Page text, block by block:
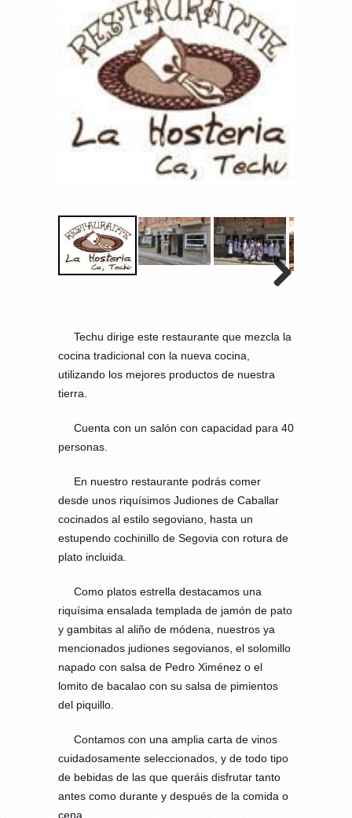
Techu dirige este restaurante que mezcla la
cocina tradicional con la nueva cocina,
utilizando los mejores productos de nuestra
tierra.
Cuenta con un salón con capacidad para 40
personas.
En nuestro restaurante podrás comer
desde unos riquísimos Judiones de Caballar
cocinados al estilo segoviano, hasta un
estupendo cochinillo de Segovia con rotura de
plato incluida.
Como platos estrella destacamos una
riquísima ensalada templada de jamón de pato
y gambitas al aliño de módena, nuestros ya
mencionados judiones segovianos, el solomillo
napado con salsa de Pedro Ximénez o el
lomito de bacalao con su salsa de pimientos
del piquillo.
Contamos con una amplia carta de vinos
cuidadosamente seleccionados, y de todo tipo
de bebidas de las que queráis disfrutar tanto
antes como durante y después de la comida o
cena.